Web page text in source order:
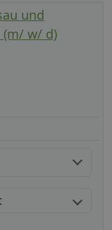
und
(m/ w/ d)